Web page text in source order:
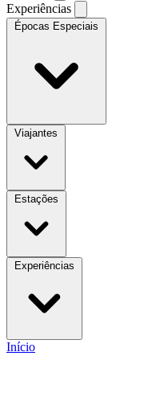
Experiências
Épocas Especiais
Viajantes
Estações
Experiências
Início